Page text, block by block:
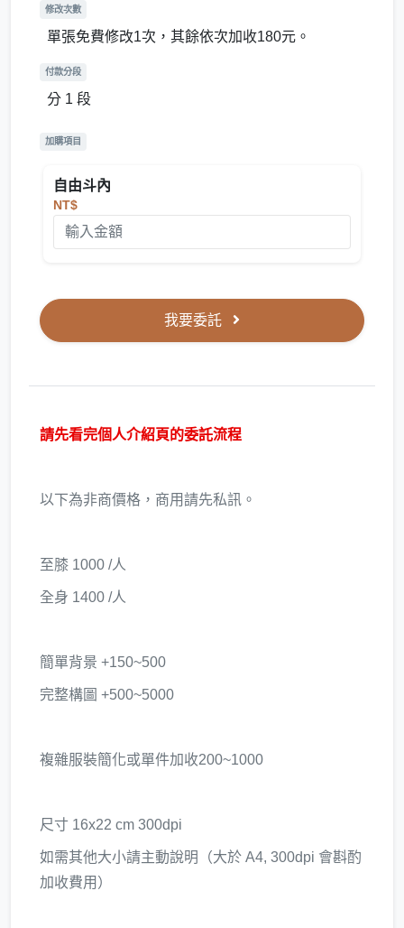
修改次數
單張免費修改1次，其餘依次加收180元。
付款分段
分 1 段
加購項目
自由斗內
NT$
我要委託
請先看完個人介紹頁的委託流程
以下為非商價格，商用請先私訊。
至膝 1000 /人
全身 1400 /人
簡單背景 +150~500
完整構圖 +500~5000
複雜服裝簡化或單件加收200~1000
尺寸 16x22 cm 300dpi
如需其他大小請主動說明（大於 A4, 300dpi 會斟酌
加收費用）